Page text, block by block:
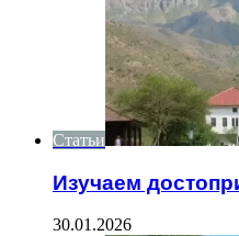
Статьи
Изучаем
30.01.2026